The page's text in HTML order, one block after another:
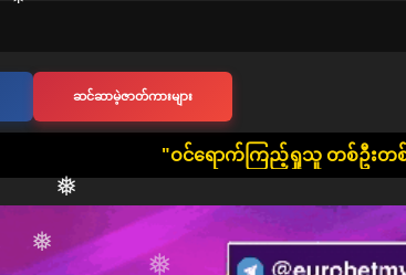
ဆင်ဆာမဲ့ဇာတ်ကားများ
​"ဝင်ရောက်ကြည့်ရှုသူ တစ်ဦးတစ်ယောက်ချင်းစီတိုင်း စိ